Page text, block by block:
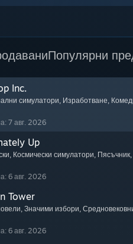
Популярни
Inc.
симулатори, Изработване,
7 авг. 2026
Up
, Космически симулатори, Пясъчник
6 авг. 2026
Tower
, Значими избори,
6 авг. 2026